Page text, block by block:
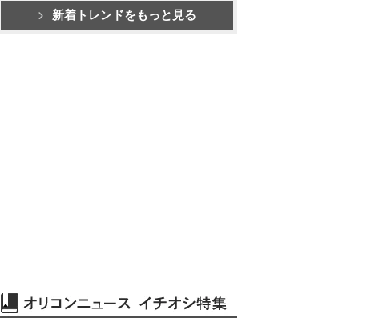
新着トレンドをもっと見る